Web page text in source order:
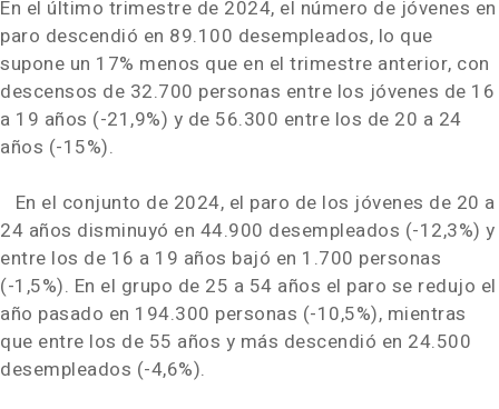
En el último trimestre de 2024, el número de jóvenes en
paro descendió en 89.100 desempleados, lo que
supone un 17% menos que en el trimestre anterior, con
descensos de 32.700 personas entre los jóvenes de 16
a 19 años (-21,9%) y de 56.300 entre los de 20 a 24
años (-15%).
En el conjunto de 2024, el paro de los jóvenes de 20 a
24 años disminuyó en 44.900 desempleados (-12,3%) y
entre los de 16 a 19 años bajó en 1.700 personas
(-1,5%). En el grupo de 25 a 54 años el paro se redujo el
año pasado en 194.300 personas (-10,5%), mientras
que entre los de 55 años y más descendió en 24.500
desempleados (-4,6%).